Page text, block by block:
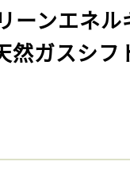
ーンエネ
然ガスシフ